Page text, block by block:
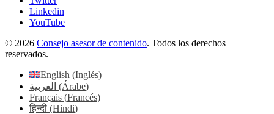
Linkedin
YouTube
© 2026 Consejo asesor de contenido. Todos los derechos
reservados.
English (Inglés)
العربية (Árabe)
Français (Francés)
हिन्दी (Hindi)